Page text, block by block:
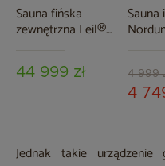
Sauna fińska
zewnętrzna Leil®
osobowa
44 999 zł
Sauna
4 999
4
Jednak takie urządzenie